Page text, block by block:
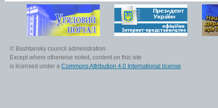
© Bashtansky council administration
Except where otherwise noted, content on this site
is licensed under a Commons Attribution 4.0 International license